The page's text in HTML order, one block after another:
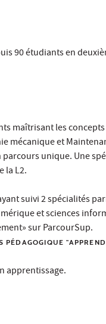
90 étudiants en
maîtrisant les
mécanique et
unique. Une
la L2.
suivi 2 spécialités
et sciences
sur ParcourSup.
PÉDAGOGIQUE
apprentissage.